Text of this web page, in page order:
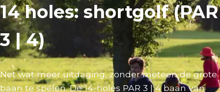
14 holes: shortgolf (PAR
3 | 4)
Net wat meer uitdaging, zonder meteen de grote
baan te spelen. De 14-holes PAR 3 | 4 baan van